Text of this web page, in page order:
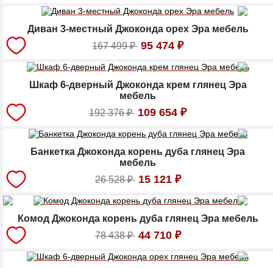
Диван 3-местный Джоконда орех Эра мебель
167 499₽ 95 474 ₽
Шкаф 6-дверный Джоконда крем глянец Эра
мебель
192 376₽ 109 654 ₽
Банкетка Джоконда корень дуба глянец Эра
мебель
26 528₽ 15 121 ₽
Комод Джоконда корень дуба глянец Эра мебель
78 438₽ 44 710 ₽